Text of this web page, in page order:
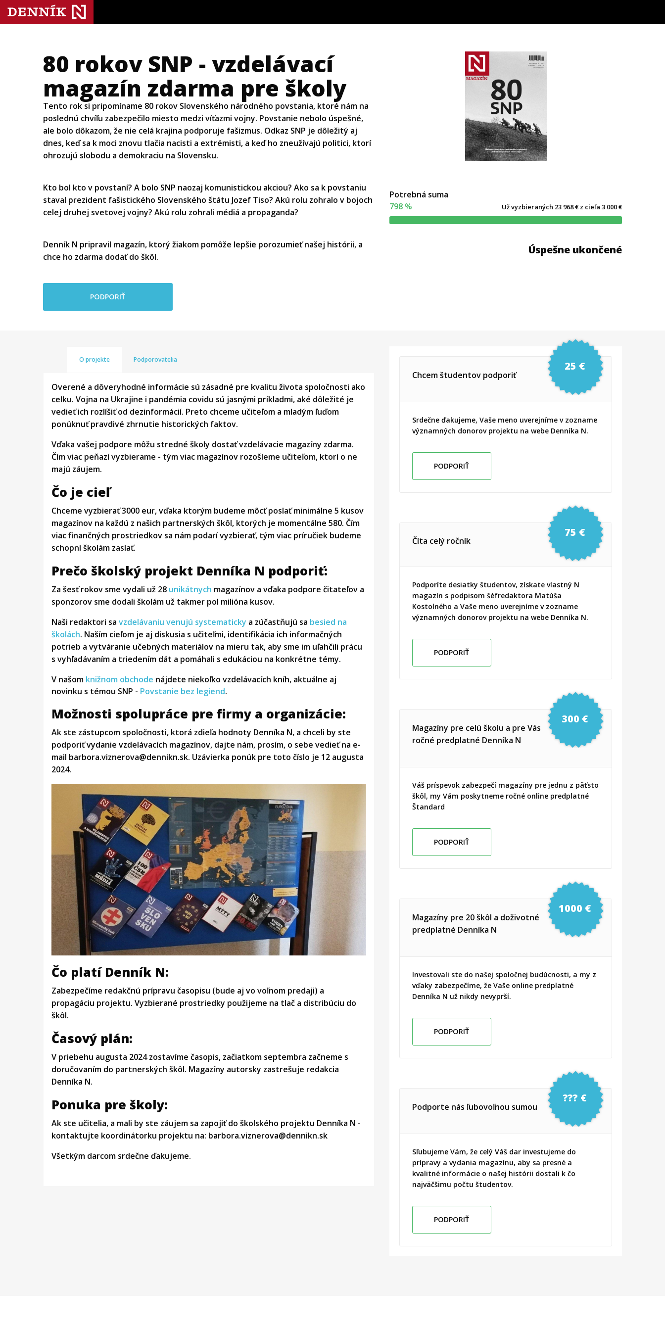
80 rokov SNP - vzdelávací
magazín zdarma pre školy
Tento rok si pripomíname 80 rokov Slovenského národného povstania, ktoré nám na
poslednú chvíľu zabezpečilo miesto medzi víťazmi vojny. Povstanie nebolo úspešné,
ale bolo dôkazom, že nie celá krajina podporuje fašizmus. Odkaz SNP je dôležitý aj
dnes, keď sa k moci znovu tlačia nacisti a extrémisti, a keď ho zneužívajú politici, ktorí
ohrozujú slobodu a demokraciu na Slovensku.
Kto bol kto v povstaní? A bolo SNP naozaj komunistickou akciou? Ako sa k povstaniu
staval prezident fašistického Slovenského štátu Jozef Tiso? Akú rolu zohralo v bojoch
celej druhej svetovej vojny? Akú rolu zohrali médiá a propaganda?
Denník N pripravil magazín, ktorý žiakom pomôže lepšie porozumieť našej histórii, a
chce ho zdarma dodať do škôl.
PODPORIŤ
Potrebná suma
798 %
Už vyzbieraných 23 968 € z cieľa 3 000 €
Úspešne ukončené
O projekte Podporovatelia
Overené a dôveryhodné informácie sú zásadné pre kvalitu života spoločnosti ako
celku. Vojna na Ukrajine i pandémia covidu sú jasnými príkladmi, aké dôležité je
vedieť ich rozlíšiť od dezinformácií. Preto chceme učiteľom a mladým ľuďom
ponúknuť pravdivé zhrnutie historických faktov.
Vďaka vašej podpore môžu stredné školy dostať vzdelávacie magazíny zdarma.
Čím viac peňazí vyzbierame - tým viac magazínov rozošleme učiteľom, ktorí o ne
majú záujem.
Čo je cieľ
Chceme vyzbierať 3000 eur, vďaka ktorým budeme môcť poslať minimálne 5 kusov
magazínov na každú z našich partnerských škôl, ktorých je momentálne 580. Čím
viac finančných prostriedkov sa nám podarí vyzbierať, tým viac príručiek budeme
schopní školám zaslať.
Prečo školský projekt Denníka N podporiť:
Za šesť rokov sme vydali už 28 unikátnych magazínov a vďaka podpore čitateľov a
sponzorov sme dodali školám už takmer pol milióna kusov.
Naši redaktori sa vzdelávaniu venujú systematicky a zúčastňujú sa besied na
školách. Naším cieľom je aj diskusia s učiteľmi, identifikácia ich informačných
potrieb a vytváranie učebných materiálov na mieru tak, aby sme im uľahčili prácu
s vyhľadávaním a triedením dát a pomáhali s edukáciou na konkrétne témy.
V našom knižnom obchode nájdete niekoľko vzdelávacích kníh, aktuálne aj
novinku s témou SNP - Povstanie bez legiend.
Možnosti spolupráce pre firmy a organizácie:
Ak ste zástupcom spoločnosti, ktorá zdieľa hodnoty Denníka N, a chceli by ste
podporiť vydanie vzdelávacích magazínov, dajte nám, prosím, o sebe vedieť na e-
mail barbora.viznerova@dennikn.sk. Uzávierka ponúk pre toto číslo je 12 augusta
2024.
Čo platí Denník N:
Zabezpečíme redakčnú prípravu časopisu (bude aj vo voľnom predaji) a
propagáciu projektu. Vyzbierané prostriedky použijeme na tlač a distribúciu do
škôl.
Časový plán:
V priebehu augusta 2024 zostavíme časopis, začiatkom septembra začneme s
doručovaním do partnerských škôl. Magazíny autorsky zastrešuje redakcia
Denníka N.
Ponuka pre školy:
Ak ste učitelia, a mali by ste záujem sa zapojiť do školského projektu Denníka N -
kontaktujte koordinátorku projektu na: barbora.viznerova@dennikn.sk
Všetkým darcom srdečne ďakujeme.
Chcem študentov podporiť
25 €
Srdečne ďakujeme, Vaše meno uverejníme v zozname
významných donorov projektu na webe Denníka N.
PODPORIŤ
Číta celý ročník
75 €
Podporíte desiatky študentov, získate vlastný N
magazín s podpisom šéfredaktora Matúša
Kostolného a Vaše meno uverejníme v zozname
významných donorov projektu na webe Denníka N.
PODPORIŤ
Magazíny pre celú školu a pre Vás
ročné predplatné Denníka N
300 €
Váš príspevok zabezpečí magazíny pre jednu z päťsto
škôl, my Vám poskytneme ročné online predplatné
Štandard
PODPORIŤ
Magazíny pre 20 škôl a doživotné
predplatné Denníka N
1000 €
Investovali ste do našej spoločnej budúcnosti, a my z
vďaky zabezpečíme, že Vaše online predplatné
Denníka N už nikdy nevyprší.
PODPORIŤ
Podporte nás ľubovoľnou sumou
??? €
Sľubujeme Vám, že celý Váš dar investujeme do
prípravy a vydania magazínu, aby sa presné a
kvalitné informácie o našej histórii dostali k čo
najväčšimu počtu študentov.
PODPORIŤ